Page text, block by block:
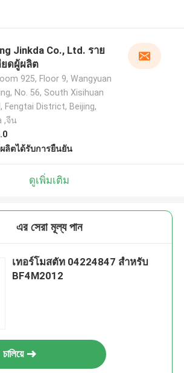
Jinkda Co., Ltd. ราย
ยดผู้ผลิต
925, Floor 9, Wangyuan
No. 56, South Xisihuan
Fengtai District, Beijing,
,จีน
ลิตได้รับการยืนยัน
ดูเพิ่มเติม
এর সেরা মূল্য পান
เทอร์โมสตัท 04224847 สำหรับ
BF4M2012
চালিয়ে